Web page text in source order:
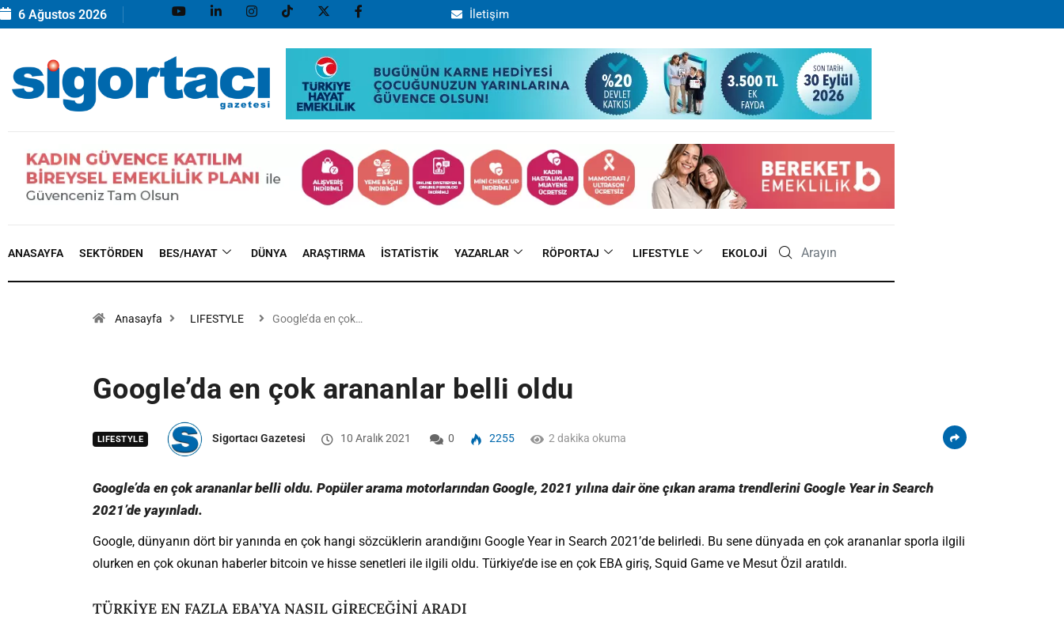
6 Ağustos 2026 İletişim
ANASAYFA SEKTÖRDEN BES/HAYAT DÜNYA ARAŞTIRMA İSTATISTIK YAZARLAR RÖPORTAJ LIFESTYLE EKOLOJI
Anasayfa LIFESTYLE Google’da en çok…
Google’da en çok arananlar belli oldu
LIFESTYLE Sigortacı Gazetesi 10 Aralık 2021 0 2255 2 dakika okuma
Google’da en çok arananlar belli oldu. Popüler arama motorlarından Google, 2021 yılına dair öne çıkan arama trendlerini Google Year in Search
2021’de yayınladı.
Google, dünyanın dört bir yanında en çok hangi sözcüklerin arandığını Google Year in Search 2021’de belirledi. Bu sene dünyada en çok arananlar sporla ilgili
olurken en çok okunan haberler bitcoin ve hisse senetleri ile ilgili oldu. Türkiye’de ise en çok EBA giriş, Squid Game ve Mesut Özil aratıldı.
TÜRKİYE EN FAZLA EBA’YA NASIL GİRECEĞİNİ ARADI